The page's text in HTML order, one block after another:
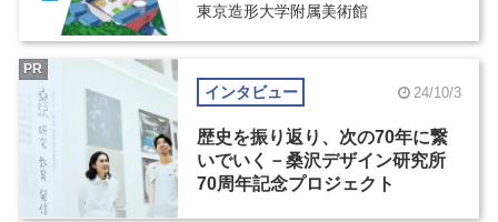
東京造形大学附属美術館
インタビュー 24/10/3
歴史を振り返り、次の70年に繋
いでいく－桑沢デザイン研究所
70周年記念プロジェクト
PR